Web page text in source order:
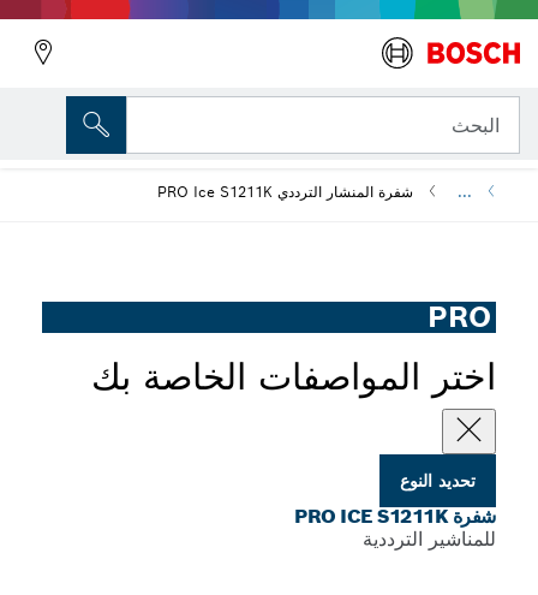
البحث
... شفرة المنشار الترددي PRO Ice S1211K
PRO
اختر المواصفات الخاصة بك
تحديد النوع
شفرة PRO ICE S1211K
للمناشير الترددية
المتغير الذي اخترته
شفرة PRO Ice S1211K